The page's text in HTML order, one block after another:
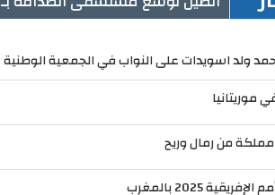
ولد اسويدات على النواب في الجمعية الوطنية
موريتانيا
مملكة من رمال وريح
2025 بالمغرب